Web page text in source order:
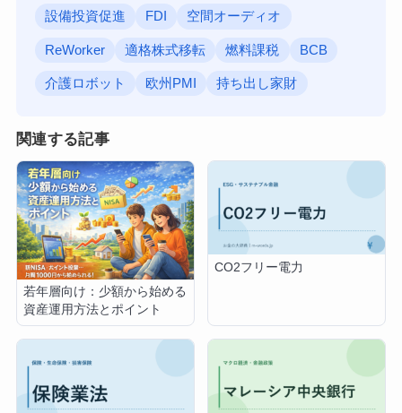
設備投資促進 FDI 空間オーディオ
ReWorker 適格株式移転 燃料課税 BCB
介護ロボット 欧州PMI 持ち出し家財
関連する記事
若年層向け：少額から始める
資産運用方法とポイント
CO2フリー電力